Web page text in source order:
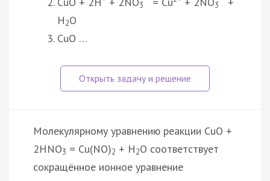
3 3
H2O
CuO …
Молекулярному уравнению реакции CuO +
2HNO3 = Cu(NO)2 + H2O соответствует
сокращённое ионное уравнение